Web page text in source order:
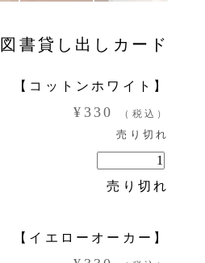
図書貸し出しカード
【コットンホワイト】
¥330 （税込）
売り切れ
売り切れ
【イエローオーカー】